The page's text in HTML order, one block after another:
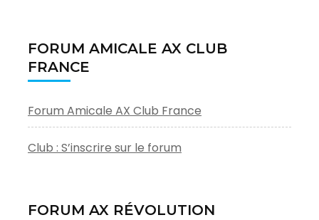
FORUM AMICALE AX CLUB
FRANCE
Forum Amicale AX Club France
Club : S’inscrire sur le forum
FORUM AX RÉVOLUTION